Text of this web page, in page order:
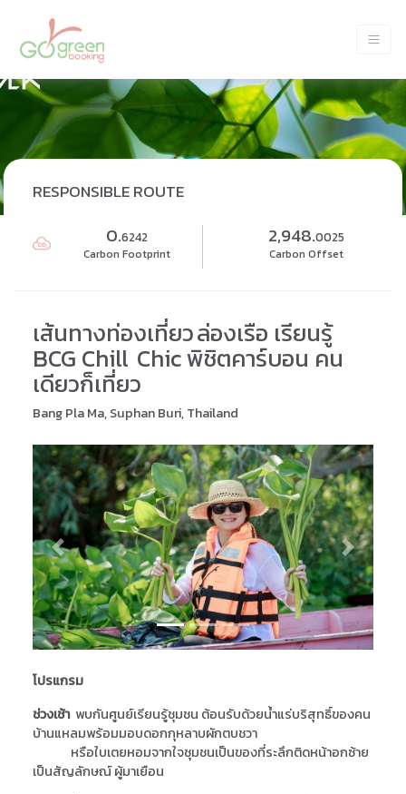
RESPONSIBLE ROUTE
0.6242
Carbon Footprint
2,948.0025
Carbon Offset
เส้นทางท่องเที่ยว ล่องเรือ เรียนรู้
BCG Chill Chic พิชิตคาร์บอน คน
เดียวก็เที่ยว
Bang Pla Ma, Suphan Buri, Thailand
Previous Next
โปรแกรม
ช่วงเช้า พบกันศูนย์เรียนรู้ชุมชน ต้อนรับด้วยน้ำแร่บริสุทธิ์ของคน
บ้านแหลมพร้อมมอบดอกกุหลาบผักตบชวา
หรือใบเตยหอมจากใจชุมชนเป็นของที่ระลึกติดหน้าอกซ้าย
เป็นสัญลักษณ์ ผู้มาเยือน